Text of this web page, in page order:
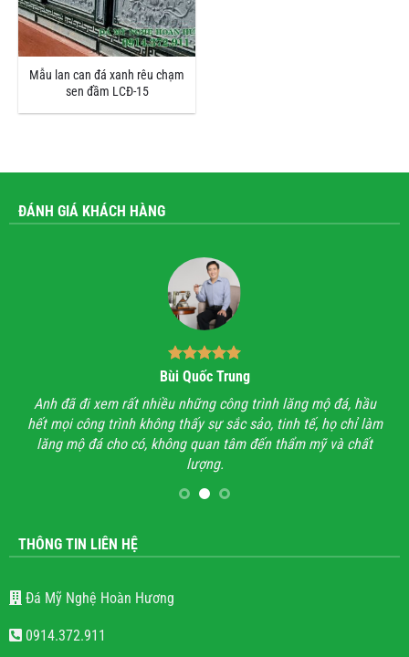
Mẫu lan can đá xanh rêu chạm
sen đầm LCĐ-15
ĐÁNH GIÁ KHÁCH HÀNG
Bùi Quốc Trung
Anh đã đi xem rất nhiều những công trình lăng mộ đá, hầu
hết mọi công trình không thấy sự sắc sảo, tinh tế, họ chỉ làm
lăng mộ đá cho có, không quan tâm đến thẩm mỹ và chất
lượng.
THÔNG TIN LIÊN HỆ
Đá Mỹ Nghệ Hoàn Hương
0914.372.911